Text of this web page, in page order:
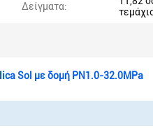
Δείγματα:
Sol με δομή PN1.0-32.0MPa